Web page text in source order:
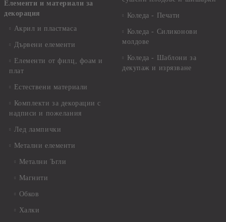
Елементи и материали за
декорация
Акрил и пластмаса
Дървени елементи
Елементи от филц, фоам и
плат
Естествени материали
Комплекти за декорации с
надписи и пожелания
Лед лампички
Метални елементи
Метални Ъгли
Магнити
Обков
Халки
Коледа - Печати
Коледа - Силиконови
молдове
Коледа - Шаблони за
декупаж и изрязване